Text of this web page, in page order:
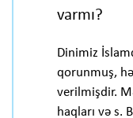
varmı?
Dinimiz
qorunmuş,
verilmişdir.
haqları və s.